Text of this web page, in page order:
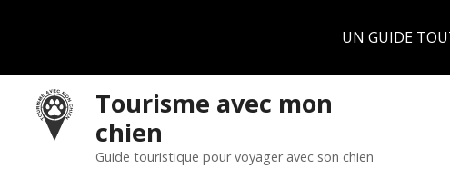
UN GUIDE
Tourisme avec mon
chien
Guide touristique pour voyager avec son chien